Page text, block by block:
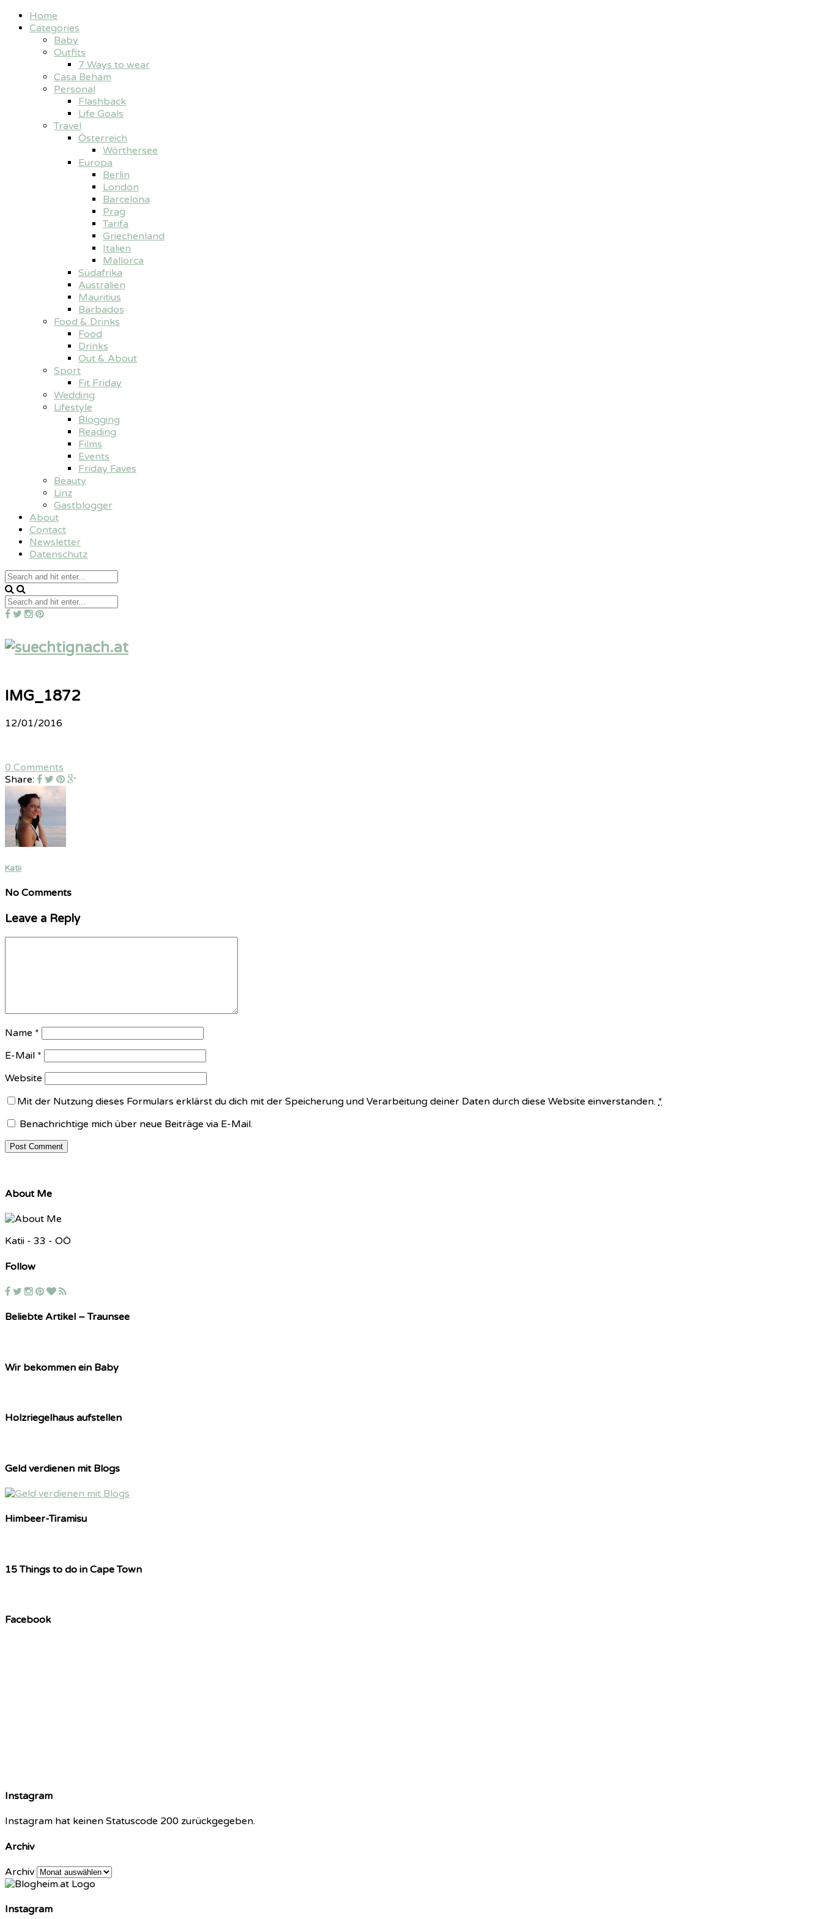
Home
Categories
Baby
Outfits
7 Ways to wear
Casa Beham
Personal
Flashback
Life Goals
Travel
Österreich
Wörthersee
Europa
Berlin
London
Barcelona
Prag
Tarifa
Griechenland
Italien
Mallorca
Südafrika
Australien
Mauritius
Barbados
Food & Drinks
Food
Drinks
Out & About
Sport
Fit Friday
Wedding
Lifestyle
Blogging
Reading
Films
Events
Friday Faves
Beauty
Linz
Gastblogger
About
Contact
Newsletter
Datenschutz
IMG_1872
12/01/2016
0 Comments
Share:
Katii
No Comments
Leave a Reply
Name *
E-Mail *
Website
Mit der Nutzung dieses Formulars erklärst du dich mit der Speicherung und Verarbeitung deiner Daten durch diese Website einverstanden. *
Benachrichtige mich über neue Beiträge via E-Mail.
About Me
Katii - 33 - OÖ
Follow
Beliebte Artikel – Traunsee
Wir bekommen ein Baby
Holzriegelhaus aufstellen
Geld verdienen mit Blogs
Himbeer-Tiramisu
15 Things to do in Cape Town
Facebook
Instagram
Instagram hat keinen Statuscode 200 zurückgegeben.
Archiv
Archiv
Instagram